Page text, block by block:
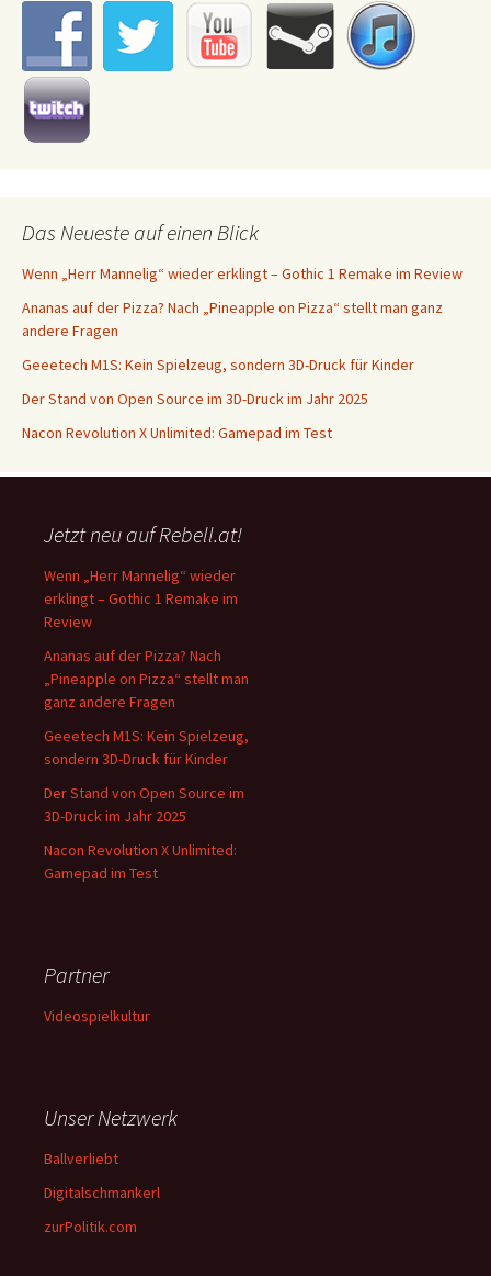
Das Neueste auf einen Blick
Wenn „Herr Mannelig“ wieder erklingt – Gothic 1 Remake im Review
Ananas auf der Pizza? Nach „Pineapple on Pizza“ stellt man ganz
andere Fragen
Geeetech M1S: Kein Spielzeug, sondern 3D-Druck für Kinder
Der Stand von Open Source im 3D-Druck im Jahr 2025
Nacon Revolution X Unlimited: Gamepad im Test
Jetzt neu auf Rebell.at!
Wenn „Herr Mannelig“ wieder
erklingt – Gothic 1 Remake im
Review
Ananas auf der Pizza? Nach
„Pineapple on Pizza“ stellt man
ganz andere Fragen
Geeetech M1S: Kein Spielzeug,
sondern 3D-Druck für Kinder
Der Stand von Open Source im
3D-Druck im Jahr 2025
Nacon Revolution X Unlimited:
Gamepad im Test
Partner
Videospielkultur
Unser Netzwerk
Ballverliebt
Digitalschmankerl
zurPolitik.com